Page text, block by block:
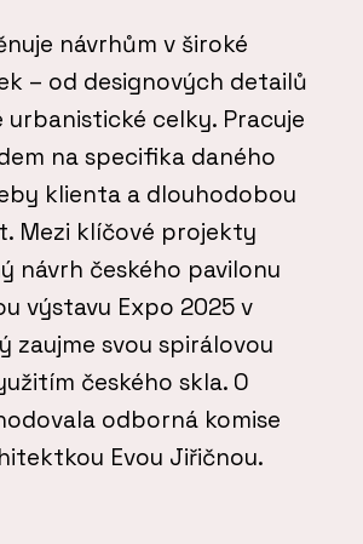
návrhům v široké
– od designových detailů
urbanistické celky. Pracuje
na specifika daného
klienta a dlouhodobou
Mezi klíčové projekty
návrh českého pavilonu
výstavu Expo 2025 v
zaujme svou spirálovou
českého skla. O
odborná komise
Evou Jiřičnou.